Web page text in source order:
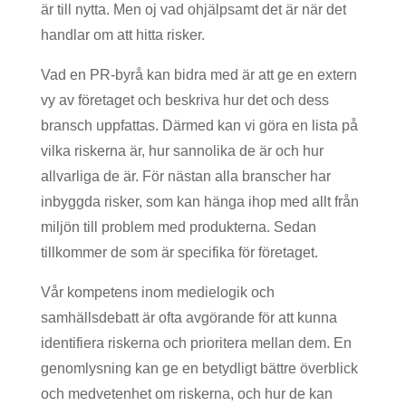
är till nytta. Men oj vad ohjälpsamt det är när det
handlar om att hitta risker.
Vad en PR-byrå kan bidra med är att ge en extern
vy av företaget och beskriva hur det och dess
bransch uppfattas. Därmed kan vi göra en lista på
vilka riskerna är, hur sannolika de är och hur
allvarliga de är. För nästan alla branscher har
inbyggda risker, som kan hänga ihop med allt från
miljön till problem med produkterna. Sedan
tillkommer de som är specifika för företaget.
Vår kompetens inom medielogik och
samhällsdebatt är ofta avgörande för att kunna
identifiera riskerna och prioritera mellan dem. En
genomlysning kan ge en betydligt bättre överblick
och medvetenhet om riskerna, och hur de kan